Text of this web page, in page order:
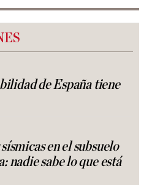
de España tiene
en el subsuelo
nadie sabe lo que está